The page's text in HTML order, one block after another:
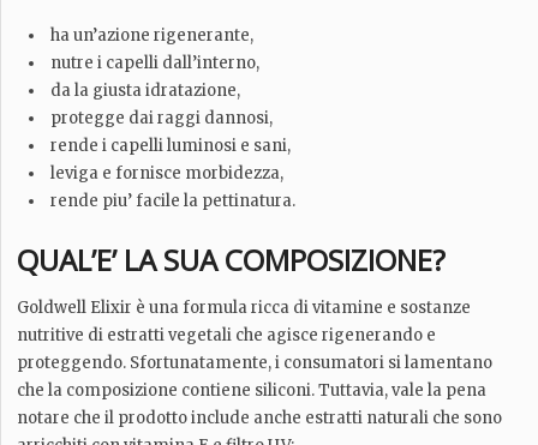
ha un’azione rigenerante,
nutre i capelli dall’interno,
da la giusta idratazione,
protegge dai raggi dannosi,
rende i capelli luminosi e sani,
leviga e fornisce morbidezza,
rende piu’ facile la pettinatura.
QUAL’E’ LA SUA COMPOSIZIONE?
Goldwell Elixir è una formula ricca di vitamine e sostanze
nutritive di estratti vegetali che agisce rigenerando e
proteggendo. Sfortunatamente, i consumatori si lamentano
che la composizione contiene siliconi. Tuttavia, vale la pena
notare che il prodotto include anche estratti naturali che sono